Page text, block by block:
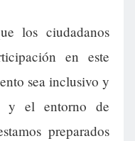
los ciudadanos
en este
sea inclusivo y
y el entorno de
preparados